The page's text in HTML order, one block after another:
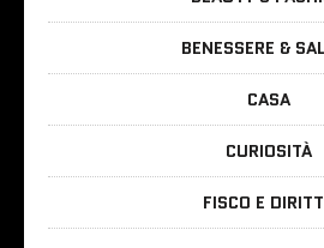
BENESSERE &
CASA
CURIOSITÀ
FISCO E